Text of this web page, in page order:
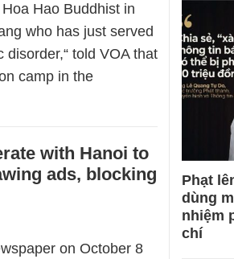
Hao Buddhist in
who has just served
disorder,“ told VOA that
camp in the
with Hanoi to
ads, blocking
on October 8
Phạt
dùng
nhiệm
chí